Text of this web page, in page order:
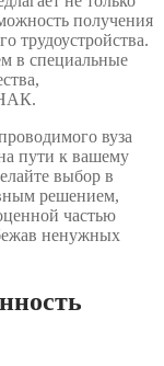
получения
трудоустройства.
в специальные
вуза
пути к вашему
выбор в
решением,
частью
ненужных